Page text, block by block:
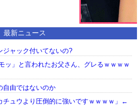
最新ニュース
ジャック付いてないの?
ッ」と言われたお父さん、グレるｗｗｗｗ
自由ではないのか
チュウより圧倒的に強いですｗｗｗｗ」←